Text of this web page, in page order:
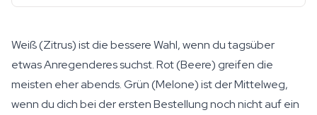
Weiß (Zitrus) ist die bessere Wahl, wenn du tagsüber
etwas Anregenderes suchst. Rot (Beere) greifen die
meisten eher abends. Grün (Melone) ist der Mittelweg,
wenn du dich bei der ersten Bestellung noch nicht auf ein